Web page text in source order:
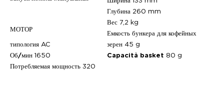
МОТОР
типология AC
Об/мин 1650
Потребляемая мощность 320
Глубина 260 mm
Вес 7,2 kg
Емкость бункера для кофейных
зерен 45 g
Capacità basket 80 g